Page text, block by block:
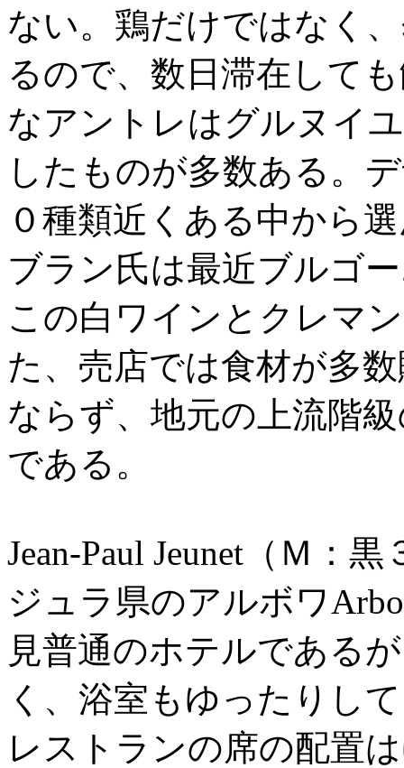
ない。鶏だけではなく
るので、数日滞在して
なアントレはグルヌイ
したものが多数ある。
０種類近くある中から
ブラン氏は最近ブルゴ
この白ワインとクレマ
た、売店では食材が多
ならず、地元の上流階
である。
Jean-Paul Jeunet（Ｍ：
ジュラ県のアルボワ
見普通のホテルである
く、浴室もゆったりし
レストランの席の配置